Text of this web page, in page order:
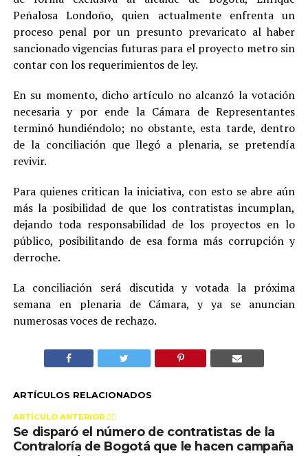
Peñalosa Londoño, quien actualmente enfrenta un
proceso penal por un presunto prevaricato al haber
sancionado vigencias futuras para el proyecto metro sin
contar con los requerimientos de ley.
En su momento, dicho artículo no alcanzó la votación
necesaria y por ende la Cámara de Representantes
terminó hundiéndolo; no obstante, esta tarde, dentro
de la conciliación que llegó a plenaria, se pretendía
revivir.
Para quienes critican la iniciativa, con esto se abre aún
más la posibilidad de que los contratistas incumplan,
dejando toda responsabilidad de los proyectos en lo
público, posibilitando de esa forma más corrupción y
derroche.
La conciliación será discutida y votada la próxima
semana en plenaria de Cámara, y ya se anuncian
numerosas voces de rechazo.
ARTÍCULOS RELACIONADOS
ARTÍCULO ANTERIOR 👉🏻
Se disparó el número de contratistas de la
Contraloría de Bogotá que le hacen campaña